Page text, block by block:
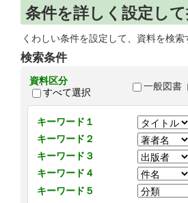
条件を詳しく設定し
くわしい条件を設定して、資料を検索
検索条件
資料区分
すべて選択
一般図書
キーワード１
キーワード２
キーワード３
キーワード４
キーワード５